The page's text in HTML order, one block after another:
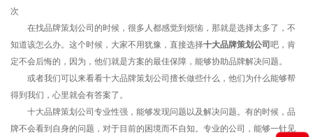
次
在找品牌策划公司的时候，很多人都感觉到烦恼，那就是选择太多了，不
知道该怎么办。这个时候，大家不用犹豫，直接选择十大品牌策划公司 吧，肯
定不会后悔的，因为，他们就是方案的最佳保障，能够协助品牌解决问题。
或者我们可以来看看十大品牌策划公司擅长做些什么，他们为什么能够帮
得到我们，心里就会有答案了。
十大品牌策划公司专业性强，能够发现问题以及解决问题。有的时候，品
牌不会看到自身的问题，对于目前的困境而不自知。专业的公司，能够一针见